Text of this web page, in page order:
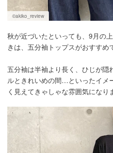
©️akiko_review
秋が近づいたといっても、9月の
きは、五分袖トップスがおすすめ
五分袖は半袖より長く、ひじが隠
ルときれいめの間…といったイメ
く見えてきゃしゃな雰囲気になり